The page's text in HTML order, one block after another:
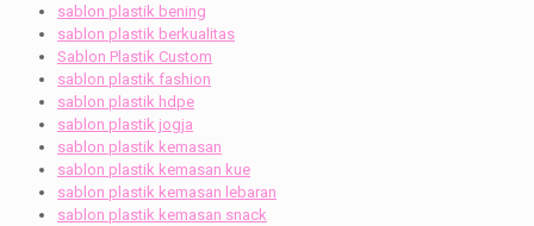
sablon plastik bening
sablon plastik berkualitas
Sablon Plastik Custom
sablon plastik fashion
sablon plastik hdpe
sablon plastik jogja
sablon plastik kemasan
sablon plastik kemasan kue
sablon plastik kemasan lebaran
sablon plastik kemasan snack